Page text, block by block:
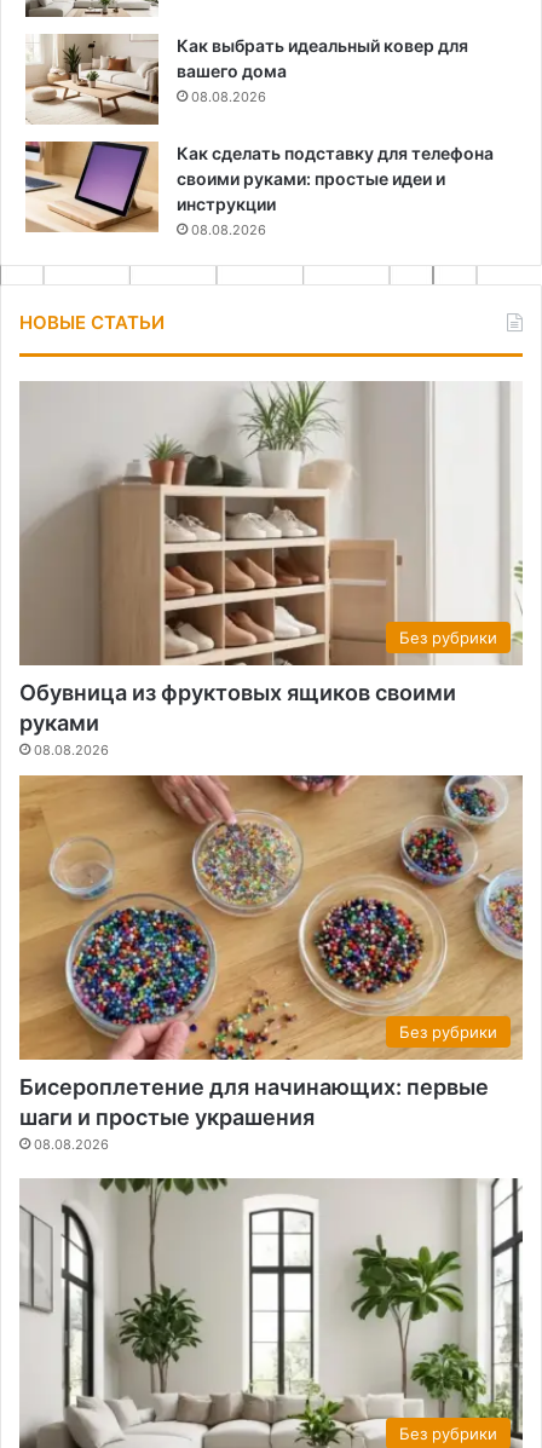
Как выбрать идеальный ковер для
вашего дома
08.08.2026
Как сделать подставку для телефона
своими руками: простые идеи и
инструкции
08.08.2026
НОВЫЕ СТАТЬИ
Без рубрики
Обувница из фруктовых ящиков своими
руками
08.08.2026
Без рубрики
Бисероплетение для начинающих: первые
шаги и простые украшения
08.08.2026
Без рубрики